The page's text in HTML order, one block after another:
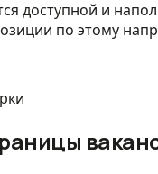
доступной и
по этому